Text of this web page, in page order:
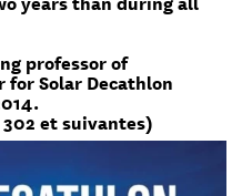
professor of
Solar Decathlon
et suivantes)